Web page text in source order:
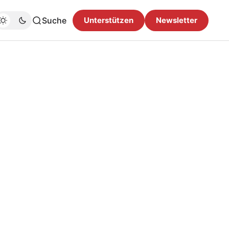
Suche Unterstützen Newsletter